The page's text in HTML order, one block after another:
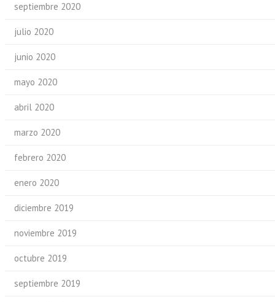
septiembre 2020
julio 2020
junio 2020
mayo 2020
abril 2020
marzo 2020
febrero 2020
enero 2020
diciembre 2019
noviembre 2019
octubre 2019
septiembre 2019